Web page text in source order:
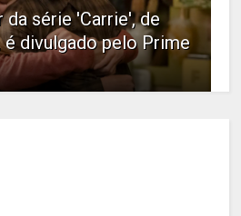
série 'Carrie', de
é divulgado pelo Prime